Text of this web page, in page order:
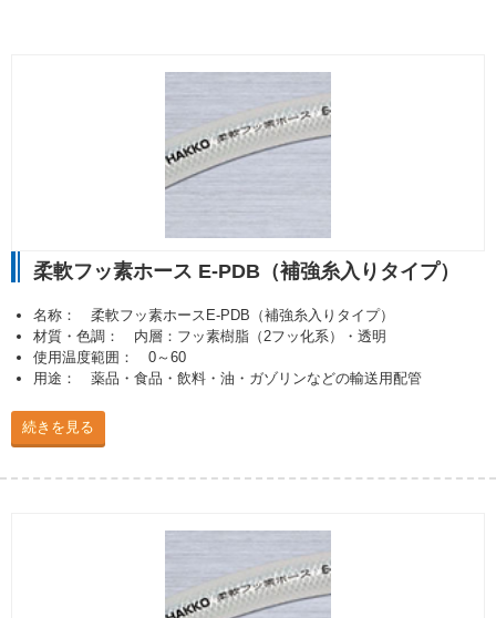
柔軟フッ素ホース E-PDB（補強糸入りタイプ）
名称： 柔軟フッ素ホースE-PDB（補強糸入りタイプ）
材質・色調： 内層：フッ素樹脂（2フッ化系）・透明
使用温度範囲： 0～60
用途： 薬品・食品・飲料・油・ガゾリンなどの輸送用配管
続きを見る